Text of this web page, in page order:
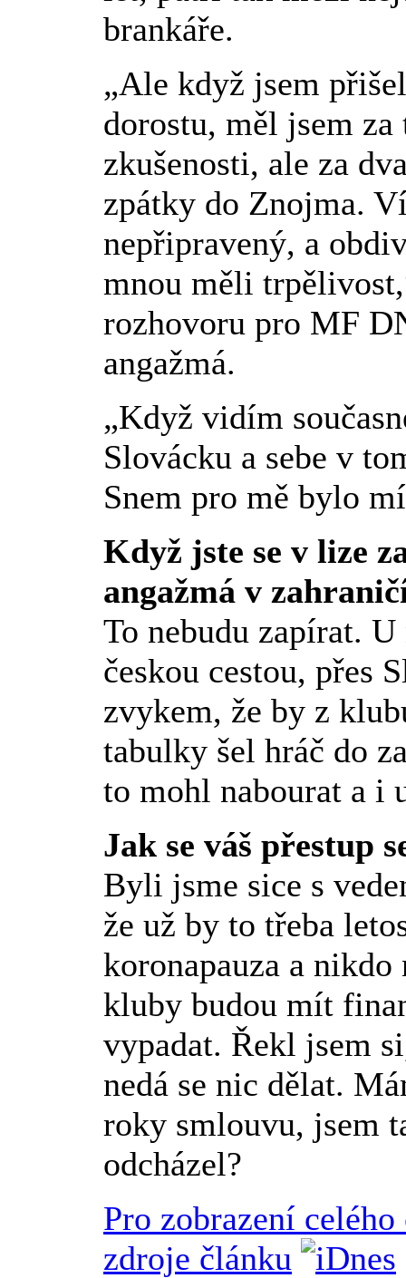
brankáře.
„Ale když jsem
dorostu, měl jsem
zkušenosti, ale za
zpátky do Znojma.
nepřipravený, a
mnou měli
rozhovoru pro MF
angažmá.
„Když vidím
Slovácku a sebe v
Snem pro mě bylo
Když jste se v lize
angažmá v
To nebudu zapírat.
českou cestou, přes
zvykem, že by z
tabulky šel hráč do
to mohl nabourat a i
Jak se váš přestup
Byli jsme sice s
že už by to třeba
koronapauza a
kluby budou mít
vypadat. Řekl jsem
nedá se nic dělat.
roky smlouvu, jsem
odcházel?
Pro zobrazení
zdroje článku